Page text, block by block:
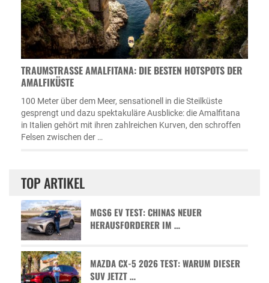
TRAUMSTRASSE AMALFITANA: DIE BESTEN HOTSPOTS DER A
MALFIKÜSTE
100 Meter über dem Meer, sensationell in die Steilküste
gesprengt und dazu spektakuläre Ausblicke: die Amalfitana
in Italien gehört mit ihren zahlreichen Kurven, den schroffen
Felsen zwischen der …
TOP ARTIKEL
MGS6 EV TEST: CHINAS NEUER
HERAUSFORDERER IM …
MAZDA CX-5 2026 TEST: WARUM DIESER
SUV JETZT …